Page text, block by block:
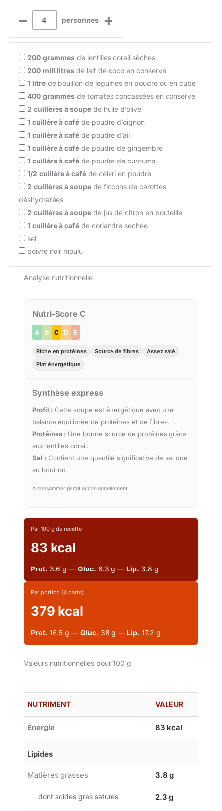
– personnes +
200 grammes de lentilles corail sèches
200 millilitres de lait de coco en conserve
1 litre de bouillon de légumes en poudre ou en cube
400 grammes de tomates concassées en conserve
2 cuillères à soupe de huile d’olive
1 cuillère à café de poudre d’oignon
1 cuillère à café de poudre d’ail
1 cuillère à café de poudre de gingembre
1 cuillère à café de poudre de curcuma
1/2 cuillère à café de céleri en poudre
2 cuillères à soupe de flocons de carottes
déshydratées
2 cuillères à soupe de jus de citron en bouteille
1 cuillère à café de coriandre séchée
sel
poivre noir moulu
Analyse nutritionnelle
Nutri-Score C
A B C D E
Riche en protéines Source de fibres
Assez salé
Plat énergétique
Synthèse express
Profil : Cette soupe est énergétique avec une
balance équilibrée de protéines et de fibres.
Protéines : Une bonne source de protéines grâce
aux lentilles corail.
Sel : Contient une quantité significative de sel due
au bouillon.
À consommer plutôt occasionnellement.
Par 100 g de recette
83 kcal
Prot. 3.6 g — Gluc. 8.3 g — Lip. 3.8 g
Par portion (4 parts)
379 kcal
Prot. 16.5 g — Gluc. 38 g — Lip. 17.2 g
Valeurs nutritionnelles pour 100 g
NUTRIMENT VALEUR
Énergie 83 kcal
Lipides
Matières grasses 3.8 g
dont acides gras saturés 2.3 g